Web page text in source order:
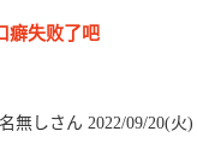
失败了吧
無しさん 2022/09/20(火)